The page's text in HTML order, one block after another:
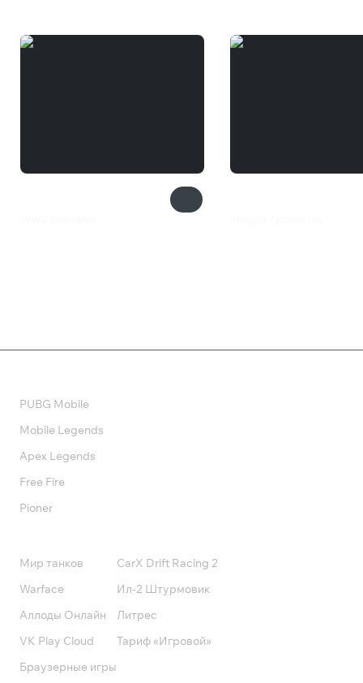
PUBG Mobile
Mobile Legends
Apex Legends
Free Fire
Pioner
Мир танков
Warface
Аллоды Онлайн
VK Play Cloud
Браузерные игры
CarX Drift Racing 2
Ил-2 Штурмовик
Литрес
Тариф «Игровой»